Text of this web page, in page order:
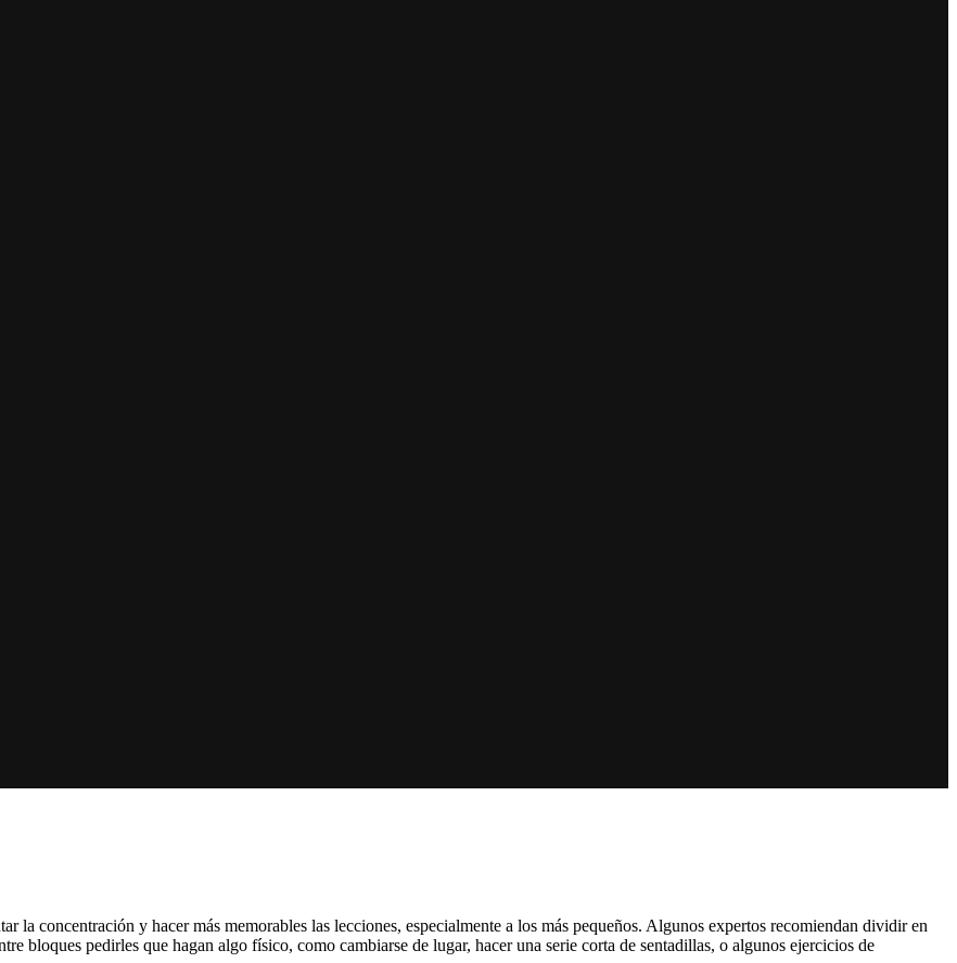
la concentración y hacer más memorables las lecciones, especialmente a los más pequeños. Algunos expertos recomiendan dividir en
bloques pedirles que hagan algo físico, como cambiarse de lugar, hacer una serie corta de sentadillas, o algunos ejercicios de